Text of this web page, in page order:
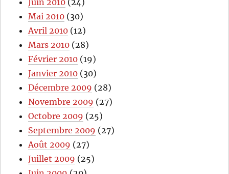
Mai 2010 (30)
Avril 2010 (12)
Mars 2010 (28)
Février 2010 (19)
Janvier 2010 (30)
Décembre 2009 (28)
Novembre 2009 (27)
Octobre 2009 (25)
Septembre 2009 (27)
Août 2009 (27)
Juillet 2009 (25)